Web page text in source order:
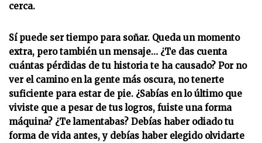
cerca.
Sí puede ser tiempo para soñar. Queda un momento
extra, pero también un mensaje… ¿Te das cuenta
cuántas pérdidas de tu historia te ha causado? Por no
ver el camino en la gente más oscura, no tenerte
suficiente para estar de pie. ¿Sabías en lo último que
viviste que a pesar de tus logros, fuiste una forma
máquina? ¿Te lamentabas? Debías haber odiado tu
forma de vida antes, y debías haber elegido olvidarte